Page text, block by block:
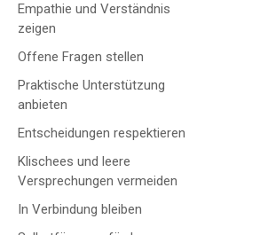
Empathie und Verständnis
zeigen
Offene Fragen stellen
Praktische Unterstützung
anbieten
Entscheidungen respektieren
Klischees und leere
Versprechungen vermeiden
In Verbindung bleiben